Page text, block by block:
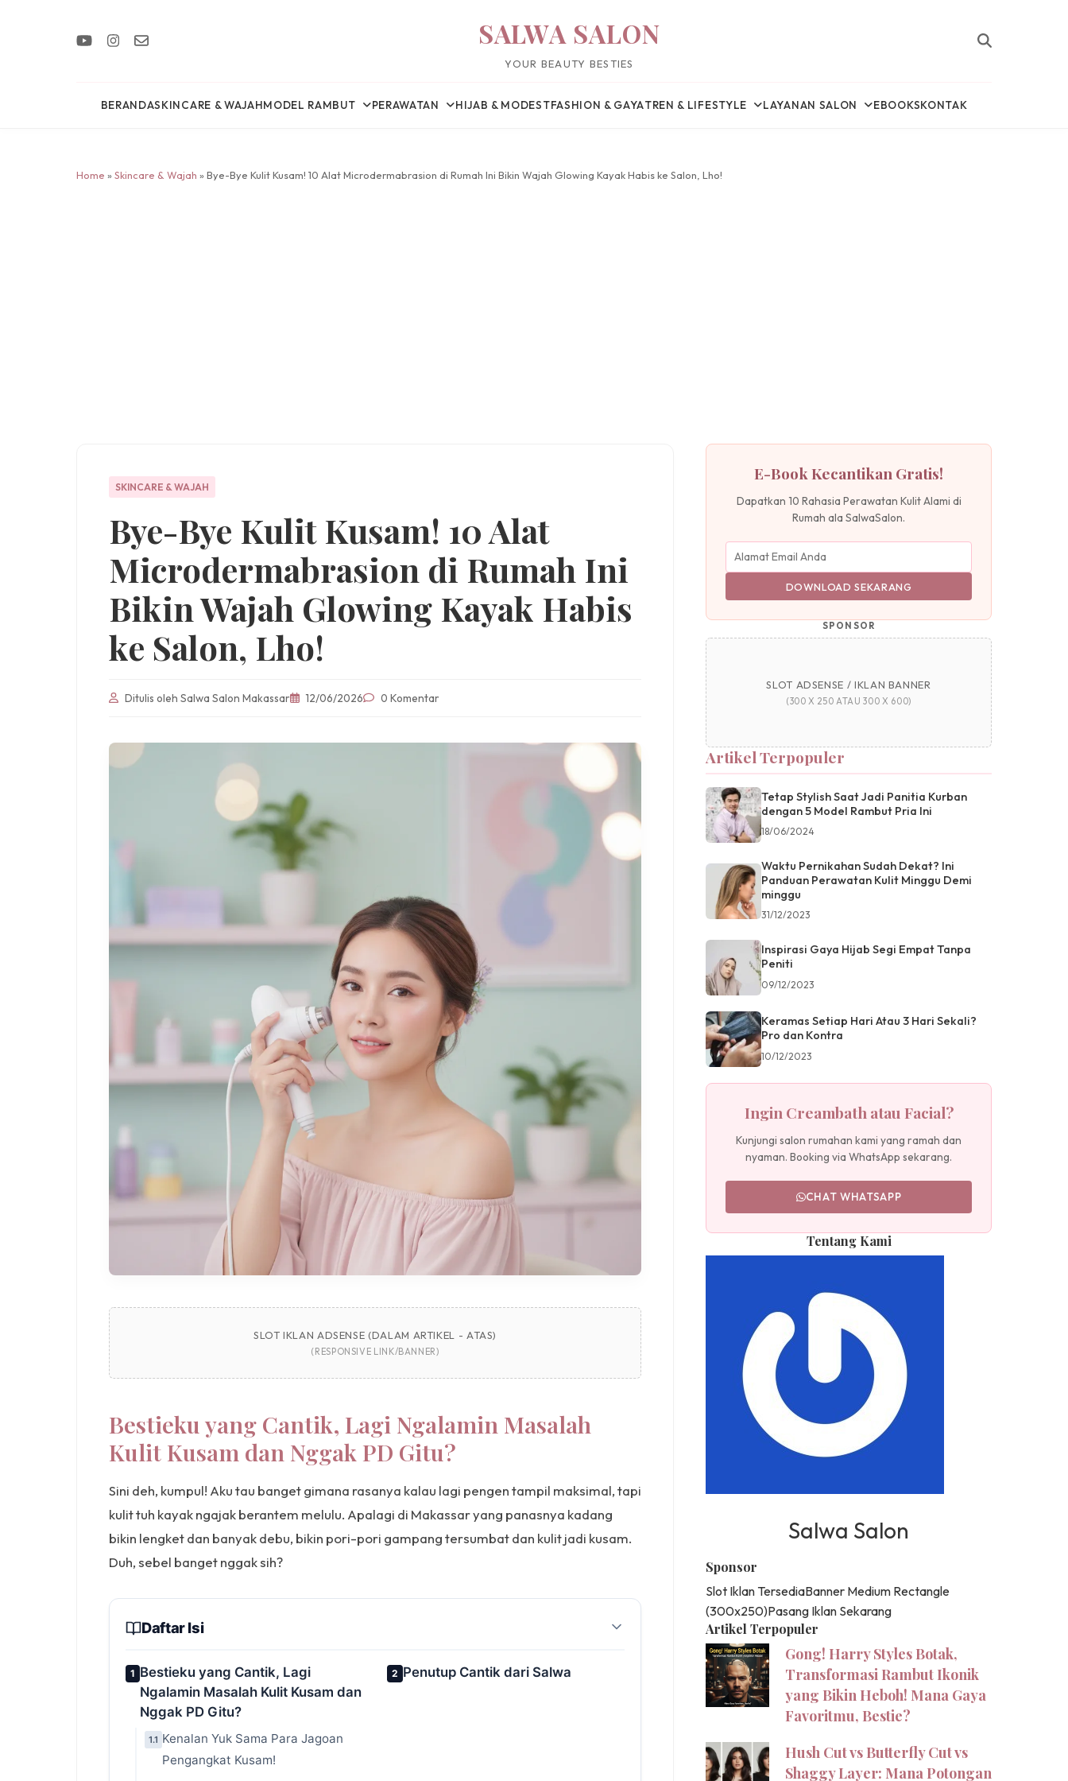
SALWA SALON
YOUR BEAUTY BESTIES
BERANDASKINCARE & WAJAHMODEL RAMBUT PERAWATAN HIJAB & MODESTFASHION & GAYATREN & LIFESTYLE LAYANAN SALON EBOOKSKONTAK
Home » Skincare & Wajah » Bye-Bye Kulit Kusam! 10 Alat Microdermabrasion di Rumah Ini Bikin Wajah Glowing Kayak Habis ke Salon, Lho!
SKINCARE & WAJAH
Bye-Bye Kulit Kusam! 10 Alat
Microdermabrasion di Rumah Ini
Bikin Wajah Glowing Kayak Habis
ke Salon, Lho!
Ditulis oleh Salwa Salon Makassar 12/06/2026 0 Komentar
SLOT IKLAN ADSENSE (DALAM ARTIKEL - ATAS)
(RESPONSIVE LINK/BANNER)
Bestieku yang Cantik, Lagi Ngalamin Masalah
Kulit Kusam dan Nggak PD Gitu?
Sini deh, kumpul! Aku tau banget gimana rasanya kalau lagi pengen tampil maksimal, tapi
kulit tuh kayak ngajak berantem melulu. Apalagi di Makassar yang panasnya kadang
bikin lengket dan banyak debu, bikin pori-pori gampang tersumbat dan kulit jadi kusam.
Duh, sebel banget nggak sih?
Daftar Isi
1 Bestieku yang Cantik, Lagi
Ngalamin Masalah Kulit Kusam dan
Nggak PD Gitu?
1.1 Kenalan Yuk Sama Para Jagoan
Pengangkat Kusam!
2 Penutup Cantik dari Salwa
E-Book Kecantikan Gratis!
Dapatkan 10 Rahasia Perawatan Kulit Alami di
Rumah ala SalwaSalon.
DOWNLOAD SEKARANG
SPONSOR
SLOT ADSENSE / IKLAN BANNER
(300 X 250 ATAU 300 X 600)
Artikel Terpopuler
Tetap Stylish Saat Jadi Panitia Kurban
dengan 5 Model Rambut Pria Ini
18/06/2024
Waktu Pernikahan Sudah Dekat? Ini
Panduan Perawatan Kulit Minggu Demi
minggu
31/12/2023
Inspirasi Gaya Hijab Segi Empat Tanpa
Peniti
09/12/2023
Keramas Setiap Hari Atau 3 Hari Sekali?
Pro dan Kontra
10/12/2023
Ingin Creambath atau Facial?
Kunjungi salon rumahan kami yang ramah dan
nyaman. Booking via WhatsApp sekarang.
CHAT WHATSAPP
Tentang Kami
Salwa Salon
Sponsor
Slot Iklan TersediaBanner Medium Rectangle
(300x250)Pasang Iklan Sekarang
Artikel Terpopuler
Gong! Harry Styles Botak,
Transformasi Rambut Ikonik
yang Bikin Heboh! Mana Gaya
Favoritmu, Bestie?
Hush Cut vs Butterfly Cut vs
Shaggy Layer: Mana Potongan